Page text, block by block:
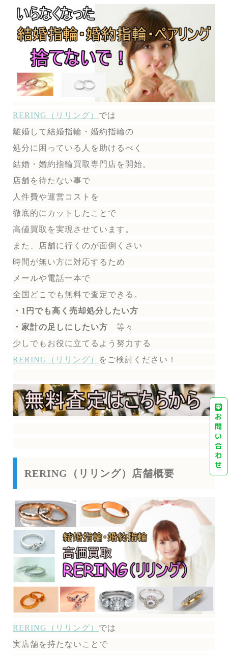
RERING（リリング） では
離婚して結婚指輪・婚約指輪の
処分に困っている人を助けるべく
結婚・婚約指輪買取専門店を開始。
店舗を待たない事で
人件費や運営コストを
徹底的にカットしたことで
高値買取を実現させています。
また、店舗に行くのが面倒くさい
時間が無い方に対応するため
メールや電話一本で
全国どこでも無料で査定できる。
・1円でも高く売却処分したい方
・家計の足しにしたい方 等々
少しでもお役に立てるよう努力する
RERING（リリング）
を ご検討ください！
RERING（リリング）店舗概要
RERING（リリング） では
実店舗を持たないことで
お
問
い
合
わ
せ